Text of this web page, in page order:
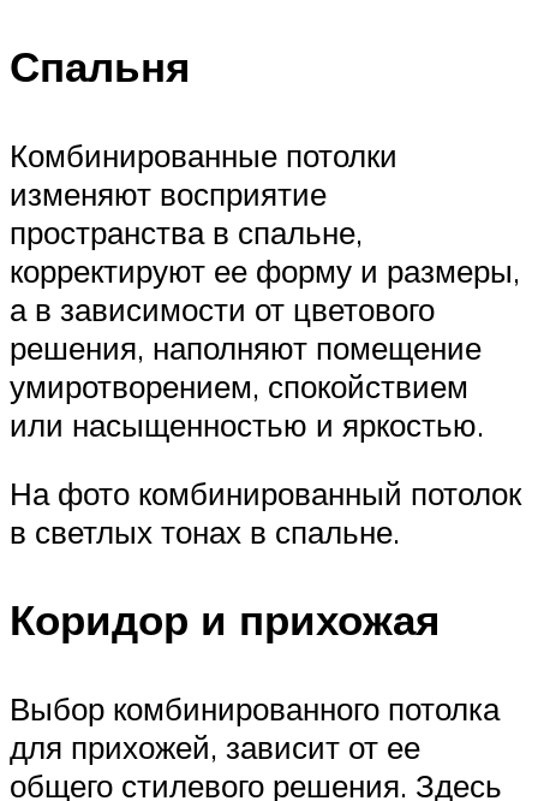
Спальня
Комбинированные потолки
изменяют восприятие
пространства в спальне,
корректируют ее форму и размеры,
а в зависимости от цветового
решения, наполняют помещение
умиротворением, спокойствием
или насыщенностью и яркостью.
На фото комбинированный потолок
в светлых тонах в спальне.
Коридор и прихожая
Выбор комбинированного потолка
для прихожей, зависит от ее
общего стилевого решения. Здесь